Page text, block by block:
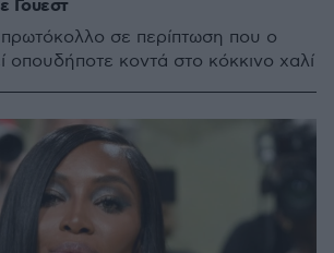
Γουεστ
σε περίπτωση που ο
οπουδήποτε κοντά στο κόκκινο χαλί